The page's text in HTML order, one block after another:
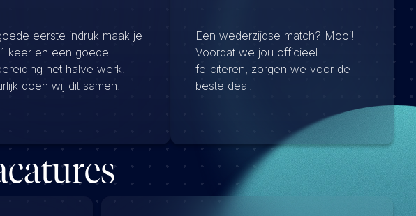
eerste indruk maak je
keer en een goede
het halve werk.
doen wij dit samen!
Een wederzijdse match? Mooi!
Voordat we jou officieel
feliciteren, zorgen we voor de
beste deal.